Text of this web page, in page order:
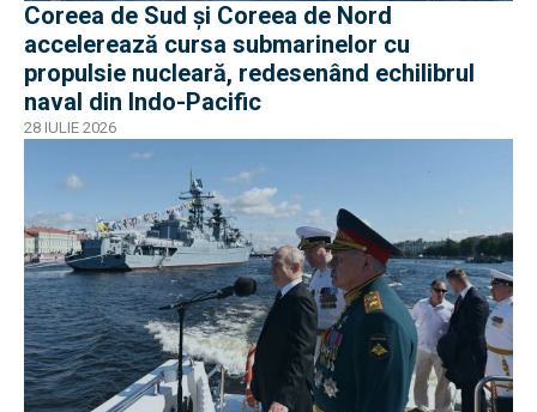
Coreea de Sud și Coreea de Nord
accelerează cursa submarinelor cu
propulsie nucleară, redesenând echilibrul
naval din Indo-Pacific
28 IULIE 2026